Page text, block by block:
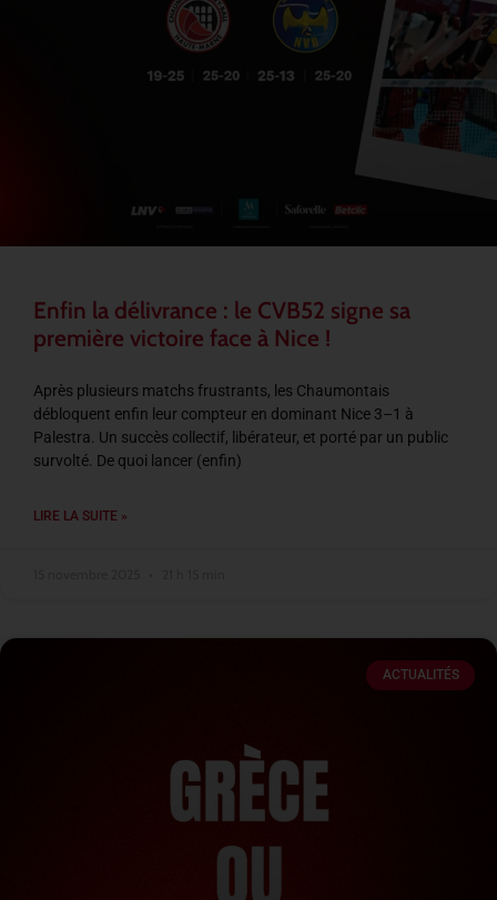
Enfin la délivrance : le CVB52 signe sa
première victoire face à Nice !
Après plusieurs matchs frustrants, les Chaumontais
débloquent enfin leur compteur en dominant Nice 3–1 à
Palestra. Un succès collectif, libérateur, et porté par un public
survolté. De quoi lancer (enfin)
LIRE LA SUITE »
ACTUALITÉS